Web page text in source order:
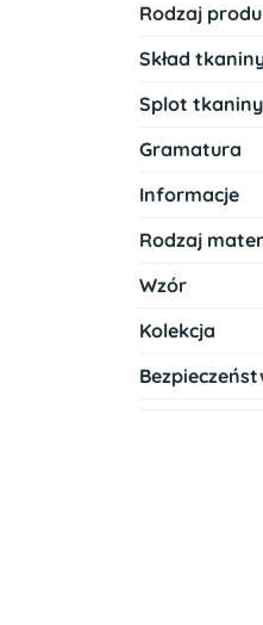
Rodzaj
Skład
Splot tkaniny
Gramatura
Informacje
Rodzaj
Wzór
Kolekcja